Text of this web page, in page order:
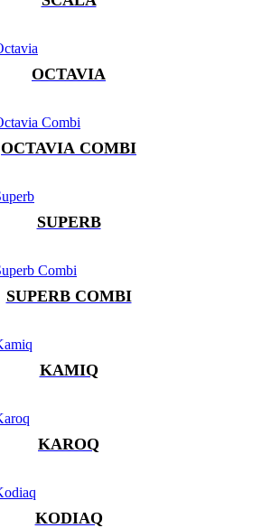
OCTAVIA
OCTAVIA COMBI
SUPERB
SUPERB COMBI
KAMIQ
KAROQ
KODIAQ